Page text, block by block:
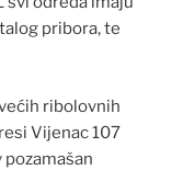
pribora, te
ribolovnih
Vijenac 107
pozamašan